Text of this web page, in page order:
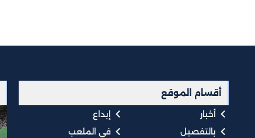
أقسام الموقع
أخبار
بالتفصيل
إبداع
في الملعب